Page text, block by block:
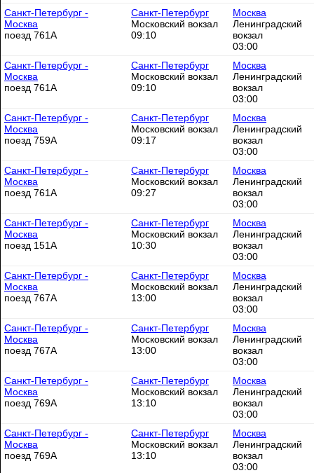
Санкт-Петербург -
Москва
поезд 761А
Санкт-Петербург
Московский вокзал
09:10
Москва
Ленинградский
вокзал
03:00
Санкт-Петербург -
Москва
поезд 761А
Санкт-Петербург
Московский вокзал
09:10
Москва
Ленинградский
вокзал
03:00
Санкт-Петербург -
Москва
поезд 759А
Санкт-Петербург
Московский вокзал
09:17
Москва
Ленинградский
вокзал
03:00
Санкт-Петербург -
Москва
поезд 761А
Санкт-Петербург
Московский вокзал
09:27
Москва
Ленинградский
вокзал
03:00
Санкт-Петербург -
Москва
поезд 151А
Санкт-Петербург
Московский вокзал
10:30
Москва
Ленинградский
вокзал
03:00
Санкт-Петербург -
Москва
поезд 767А
Санкт-Петербург
Московский вокзал
13:00
Москва
Ленинградский
вокзал
03:00
Санкт-Петербург -
Москва
поезд 767А
Санкт-Петербург
Московский вокзал
13:00
Москва
Ленинградский
вокзал
03:00
Санкт-Петербург -
Москва
поезд 769А
Санкт-Петербург
Московский вокзал
13:10
Москва
Ленинградский
вокзал
03:00
Санкт-Петербург -
Москва
поезд 769А
Санкт-Петербург
Московский вокзал
13:10
Москва
Ленинградский
вокзал
03:00